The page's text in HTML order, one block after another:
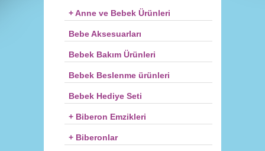
+ Anne ve Bebek Ürünleri
Bebe Aksesuarları
Bebek Bakım Ürünleri
Bebek Beslenme ürünleri
Bebek Hediye Seti
+ Biberon Emzikleri
+ Biberonlar